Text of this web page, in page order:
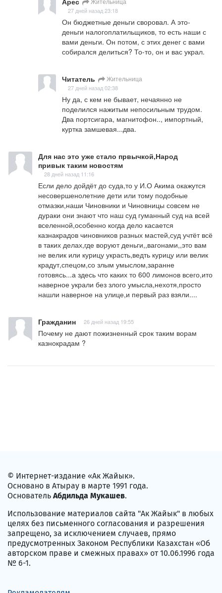
27 дней назад 23:18
Он бюджетные деньги своровал. А это-
деньги налогоплатильщиков, то есть наши с
вами деньги. Он потом, с этих денег с вами
собирался делиться? То-то, он и вас украл.
Читатель Жительница
27 дней назад 02:38
Ну да, с кем не бывает, нечаянно не
поделился нажитым непосильным трудом.
Два портсигара, магнитофон.., импортный,
куртка замшевая...два.
Для нас это уже стало првычкой,Народ
привык таким новостям
28 дней назад 11:16
Если дело дойдёт до суда,то у И.О Акима окажутся
несовершенолетние дети или тому подобные
отмазки,наши Чиновники и Чиновницы совсем не
дураки они знают что наш суд гуманный суд на всей
вселенной,особенно когда дело касается
казнакрадов чиновников разных мастей,суд учтёт всё
в таких делах,где воруют деньги,,вагонами,,это вам
не велик или курицу украсть,ведть курицу или велик
крадут,спецом,со злым умыслом,заранне
готовясь...а здесь что каких то 600 лимонов всего,ито
наверное украли без злого умысла,нехотя,просто
нашли наверное на улице,и первый раз взяли....
Гражданин 26 дней назад 19:55
Почему не дают пожизненный срок таким ворам
казнокрадам ?
© Интернет-издание «Ак Жайык».
Основано в Атырау в марте 1991 года.
Основатель Абдильда Мукашев.
Использование материалов сайта "Ак Жайык" в любых
целях без письменного согласования и разрешения
запрещено, за исключением случаев, прямо
предусмотренных Законом Республики Казахстан «Об
авторском праве и смежных правах» от 10.06.1996 года
№ 6-1.